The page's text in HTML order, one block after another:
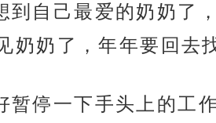
到自己最爱的奶奶了
奶奶了，年年要回去
暂停一下手头上的工